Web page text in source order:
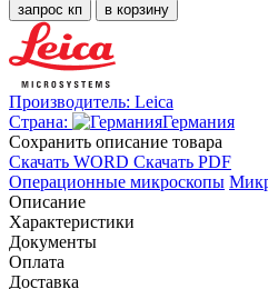
запрос кп в корзину
Производитель: Leica
Страна:
Германия
Cохранить описание товара
Скачать WORD Скачать PDF
Операционные микроскопы
Описание
Характеристики
Документы
Оплата
Доставка